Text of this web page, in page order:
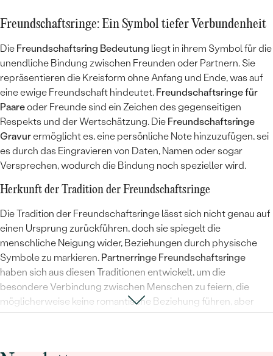
Freundschaftsringe: Ein Symbol tiefer Verbundenheit
Die Freundschaftsring Bedeutung liegt in ihrem Symbol für die
unendliche Bindung zwischen Freunden oder Partnern. Sie
repräsentieren die Kreisform ohne Anfang und Ende, was auf
eine ewige Freundschaft hindeutet. Freundschaftsringe für
Paareoder Freunde sind ein Zeichen des gegenseitigen
Respekts und der Wertschätzung. Die Freundschaftsringe
Gravurermöglicht es, eine persönliche Note hinzuzufügen, sei
es durch das Eingravieren von Daten, Namen oder sogar
Versprechen, wodurch die Bindung noch spezieller wird.
Herkunft der Tradition der Freundschaftsringe
Die Tradition der Freundschaftsringe lässt sich nicht genau auf
einen Ursprung zurückführen, doch sie spiegelt die
menschliche Neigung wider, Beziehungen durch physische
Symbole zu markieren. Partnerringe Freundschaftsringe
haben sich aus diesen Traditionen entwickelt, um die
besondere Verbindung zwischen Menschen zu feiern, die
möglicherweise keine romantische Beziehung führen, aber
dennoch eine tiefe und bedeutungsvolle Verbindung teilen.